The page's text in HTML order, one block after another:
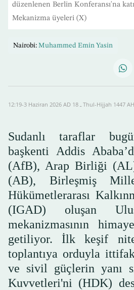
düzenlenen Berlin Konferansı'na
Mekanizma üyeleri (X)
Nairobi: Muhammed Emin Yasin
12:19-3 Haziran 2026 AD ـ 18 Thul-Hijjah 1447 AH
Sudanlı taraflar
başkenti Addis
(AfB), Arap Birliği
(AB), Birleşmiş
Hükümetlerarası
(IGAD) oluşan
mekanizmasının
getiliyor. İlk keşif
toplantıya orduyla
ve sivil güçlerin yanı
Kuvvetleri'ni (HDK)